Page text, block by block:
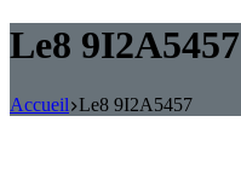
Le8 9I2A5457
Accueil Le8 9I2A5457